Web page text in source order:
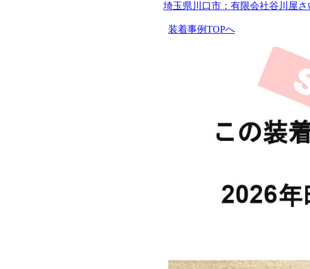
埼玉県川口市：有限会社谷川屋
装着事例TOPへ